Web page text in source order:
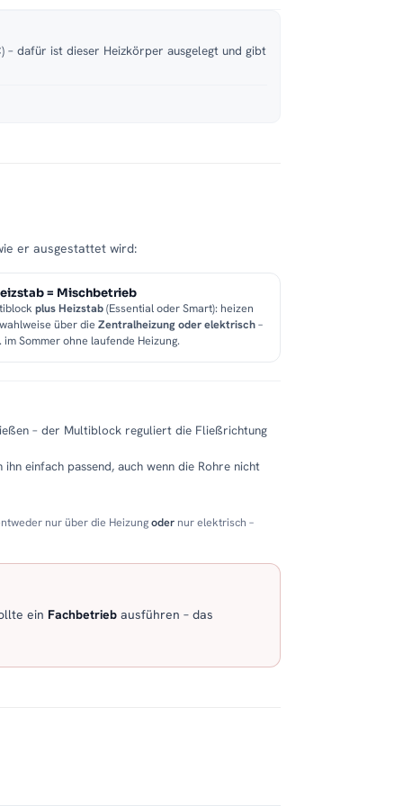
dafür ist dieser Heizkörper ausgelegt und gibt
er ausgestattet wird:
= Mischbetrieb
plus Heizstab(Essential oder Smart): heizen
über die Zentralheizung oder elektrisch–
im Sommer ohne laufende Heizung.
– der Multiblock reguliert die Fließrichtung
einfach passend, auch wenn die Rohre nicht
nur über die Heizungoder nur elektrisch –
ein Fachbetrieb ausführen – das